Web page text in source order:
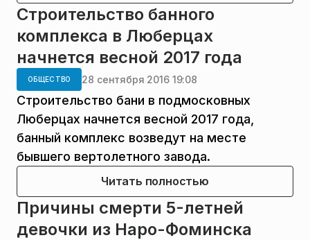
Строительство банного
комплекса в Люберцах
начнется весной 2017 года
ОБЩЕСТВО 28 сентября 2016 19:08
Строительство бани в подмосковных
Люберцах начнется весной 2017 года,
банный комплекс возведут на месте
бывшего вертолетного завода.
Читать полностью
Причины смерти 5-летней
девочки из Наро-Фоминска